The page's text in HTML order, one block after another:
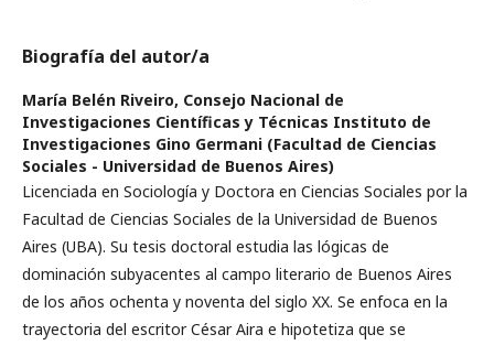
Biografía del autor/a
María Belén Riveiro, Consejo Nacional de
Investigaciones Científicas y Técnicas Instituto de
Investigaciones Gino Germani (Facultad de Ciencias
Sociales - Universidad de Buenos Aires)
Licenciada en Sociología y Doctora en Ciencias Sociales por la
Facultad de Ciencias Sociales de la Universidad de Buenos
Aires (UBA). Su tesis doctoral estudia las lógicas de
dominación subyacentes al campo literario de Buenos Aires
de los años ochenta y noventa del siglo XX. Se enfoca en la
trayectoria del escritor César Aira e hipotetiza que se